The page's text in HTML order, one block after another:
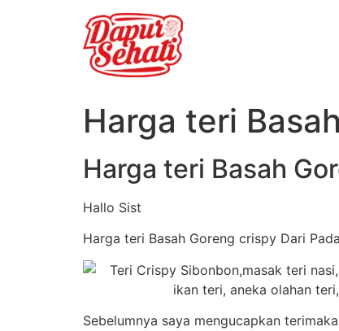
Harga teri
Harga teri Basah
Hallo Sist
Harga teri Basah Goreng crispy Dari
Sebelumnya saya mengucapkan